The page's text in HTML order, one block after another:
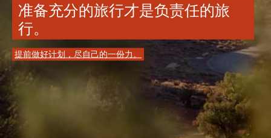
准备充分的旅行才是负责任的旅
行。
提前做好计划，尽自己的一份力。